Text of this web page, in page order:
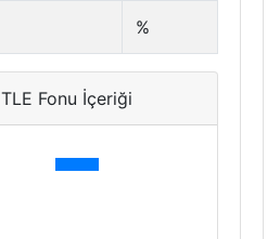
%
TLE Fonu İçeriği